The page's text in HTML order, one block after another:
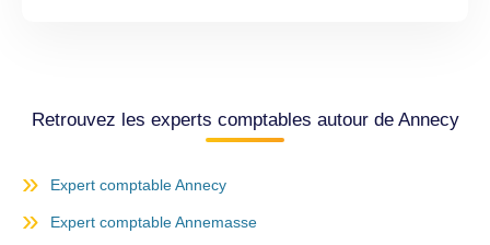
Retrouvez les experts comptables autour de Annecy
Expert comptable Annecy
Expert comptable Annemasse